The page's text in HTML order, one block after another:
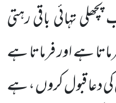
تہائی باقی رہتی
ہے اور فرماتا ہے
دعا قبول کروں ، ہے